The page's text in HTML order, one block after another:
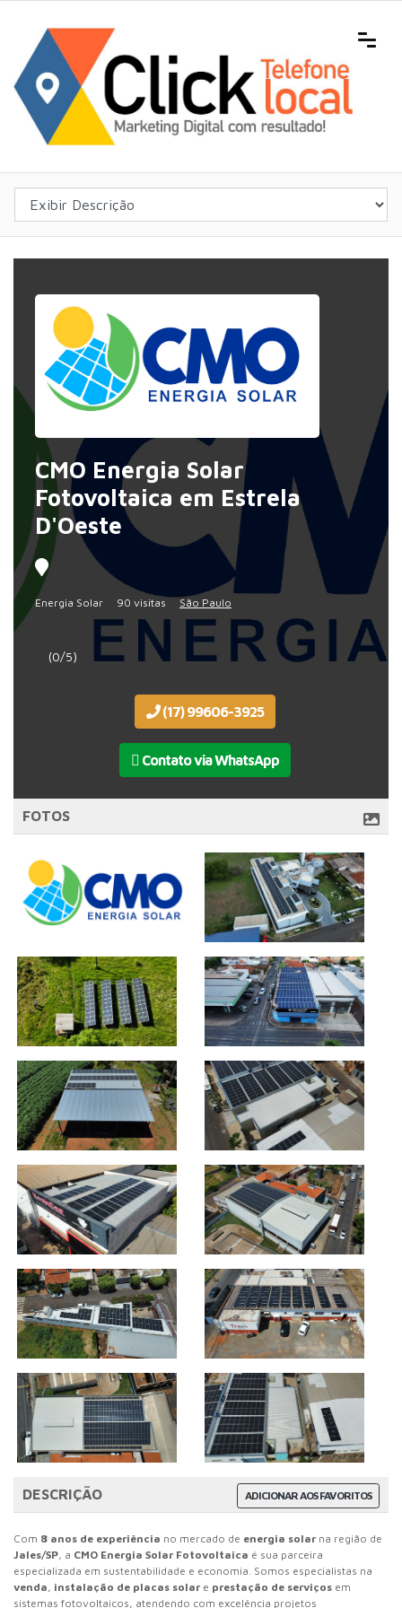
CMO Energia Solar
Fotovoltaica em Estrela
D'Oeste
Energia Solar 90 visitas São Paulo
(0/5)
(17) 99606-3925
Contato via WhatsApp
FOTOS
ADICIONAR AOS FAVORITOS
DESCRIÇÃO
Com 8 anos de experiência no mercado de energia solar na região de
Jales/SP, a CMO Energia Solar Fotovoltaica é sua parceira
especializada em sustentabilidade e economia. Somos especialistas na
venda, instalação de placas solar e prestação de serviços em
sistemas fotovoltaicos, atendendo com excelência projetos